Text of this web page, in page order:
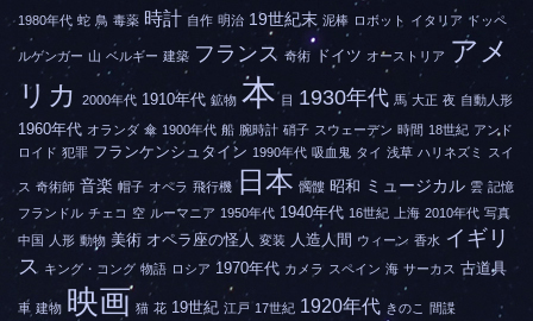
1980年代 蛇 鳥 毒薬 時計 自作 明治 19世紀末 泥棒 ロボット イタリア ドッペ
ルゲンガー 山 ベルギー 建築 フランス 奇術 ドイツ オーストリア アメ
リカ
2000年代 1910年代 鉱物 本 目 1930年代 馬 大正 夜 自動人形
1960年代 オランダ 傘 1900年代 船 腕時計 硝子 スウェーデン 時間 18世紀 アンド
ロイド 犯罪 フランケンシュタイン 1990年代 吸血鬼 タイ 浅草 ハリネズミ スイ
ス 奇術師 音楽 帽子 オペラ 飛行機 日本 髑髏 昭和 ミュージカル 雲 記憶
フランドル チェコ 空 ルーマニア 1950年代 1940年代 16世紀 上海 2010年代 写真
中国
人形 動物 美術 オペラ座の怪人 変装 人造人間 ウィーン 香水 イギリ
ス キング・コング 物語 ロシア 1970年代 カメラ スペイン 海 サーカス 古道具
車 建物 映画 猫 花 19世紀 江戸 17世紀 1920年代 きのこ 間諜